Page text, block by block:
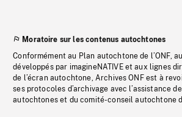
Moratoire sur les contenus autochtones
Conformément au Plan autochtone de l’ONF,
développés par imagineNATIVE et aux lignes
de l’écran autochtone, Archives ONF est à
ses protocoles d’archivage avec l’assistance
autochtones et du comité-conseil autochtone